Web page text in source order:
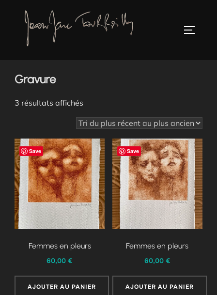
contenu
Gravure
3 résultats affichés
du
plus
récent
au
plus
ancien
Save
Femmes en pleurs
60,00€
AJOUTER AU PANIER
Save
Femmes en pleurs
60,00 €
AJOUTER AU PANIER